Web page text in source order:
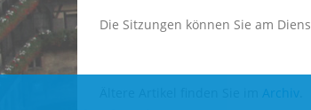
Die Sitzungen können Sie am
Archiv